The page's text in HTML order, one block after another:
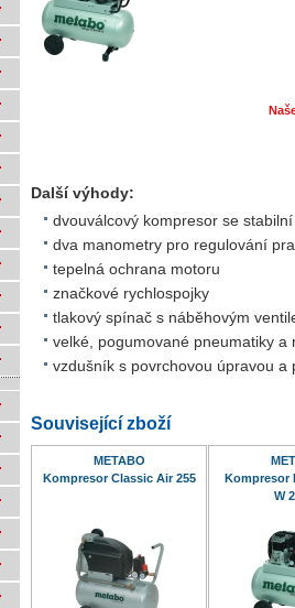
Další výhody:
dvouválcový kompresor se
dva manometry pro regulování
tepelná ochrana motoru
značkové rychlospojky
tlakový spínač s náběhovým
velké, pogumované pneumatiky
vzdušník s povrchovou úpravou a
Související zboží
METABO
Kompresor Classic Air 255
Kompresor
W